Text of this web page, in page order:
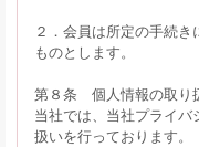
２．会員は所定の手続
ものとします。
第８条 個人情報の取り
当社では、当社プライバ
扱いを行っております。